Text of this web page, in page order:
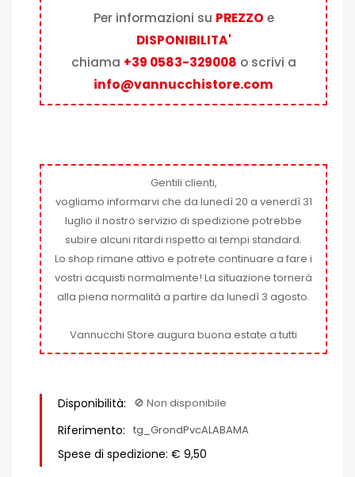
Per informazioni su PREZZO e
DISPONIBILITA'
chiama +39 0583-329008 o scrivi a
info@vannucchistore.com
Gentili clienti,
vogliamo informarvi che da lunedì 20 a venerdì 31
luglio il nostro servizio di spedizione potrebbe
subire alcuni ritardi rispetto ai tempi standard.
Lo shop rimane attivo e potrete continuare a fare i
vostri acquisti normalmente! La situazione tornerà
alla piena normalità a partire da lunedì 3 agosto.
Vannucchi Store augura buona estate a tutti
Disponibilità: 🚫​ Non disponibile
Riferimento: tg_GrondPvcALABAMA
Spese di spedizione: € 9,50